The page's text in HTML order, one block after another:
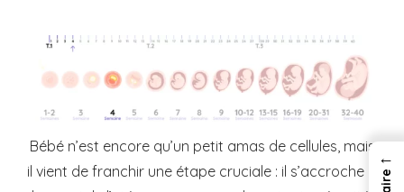
Bébé n’est encore qu’un petit amas de cellules, mais
il vient de franchir une étape cruciale : il s’accroche à
←